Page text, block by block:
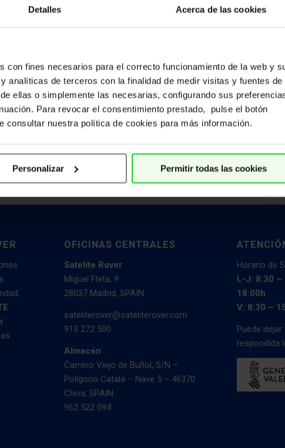
Detalles Acerca de las cookies
con fines necesarios para el correcto funcionamiento de la web y
analíticas de terceros con la finalidad de medir visitas y fuentes de
ellas o simplemente las necesarias, configurando sus
Para revocar el consentimiento prestado, pulse el botón
consultar nuestra política de cookies para más información.
Personalizar Permitir todas las cookies
OFICINAS CENTRALES
Satelite Rover
Miguel Fleta, 9
28037 Madrid, SPAIN
sateliterover@sateliterover.com
913 272 500
Almacén
Camino Viejo de Buñol, S/N –
Polígono Catalá – Nave 5 – 46370
Chiva, SPAIN
962 522 094
Horario de
L-J: 8:30 –
18:00h
V: 8:30 –
Puede
respondida